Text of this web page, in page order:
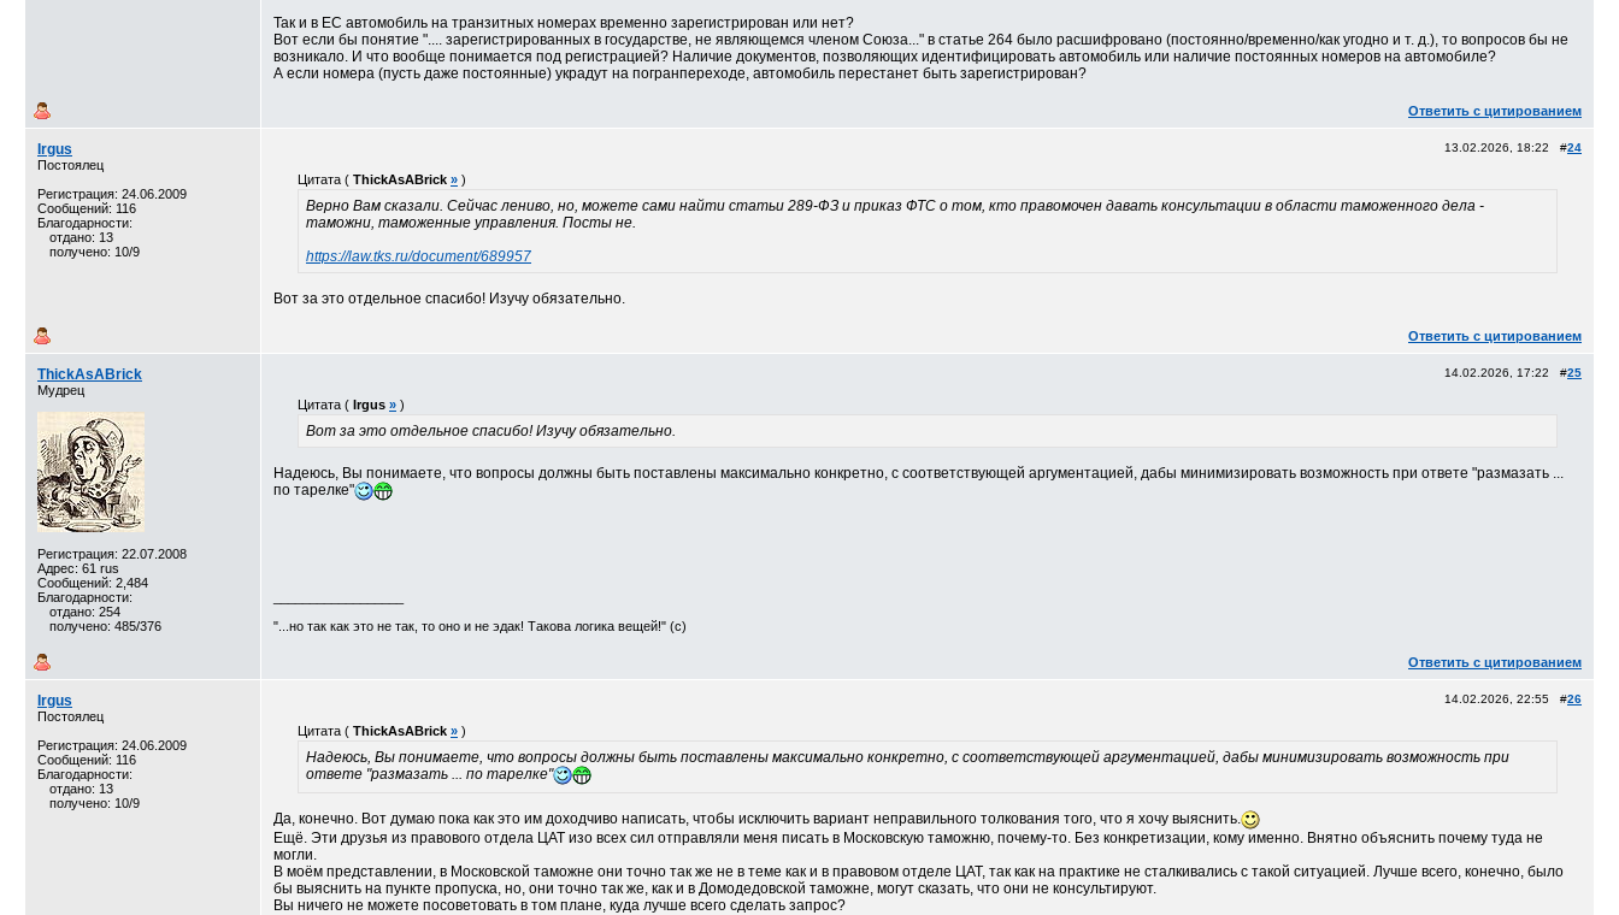
Так и в ЕС автомобиль на транзитных номерах временно зарегистрирован или нет?
Вот если бы понятие ".... зарегистрированных в государстве, не являющемся членом Союза..." в статье 264 было расшифровано (постоянно/временно/как угодно и т. д.), то вопросов бы не
возникало. И что вообще понимается под регистрацией? Наличие документов, позволяющих идентифицировать автомобиль или наличие постоянных номеров на автомобиле?
А если номера (пусть даже постоянные) украдут на погранпереходе, автомобиль перестанет быть зарегистрирован?
Ответить с цитированием
Irgus
Постоялец
Регистрация: 24.06.2009
Сообщений: 116
Благодарности:
отдано: 13
получено: 10/9
13.02.2026, 18:22 #24
Цитата ( ThickAsABrick » )
Верно Вам сказали. Сейчас лениво, но, можете сами найти статьи 289-ФЗ и приказ ФТС о том, кто правомочен давать консультации в области таможенного дела -
таможни, таможенные управления. Посты не.
https://law.tks.ru/document/689957
Вот за это отдельное спасибо! Изучу обязательно.
Ответить с цитированием
ThickAsABrick
Мудрец
Регистрация: 22.07.2008
Адрес: 61 rus
Сообщений: 2,484
Благодарности:
отдано: 254
получено: 485/376
14.02.2026, 17:22 #25
Цитата ( Irgus » )
Вот за это отдельное спасибо! Изучу обязательно.
Надеюсь, Вы понимаете, что вопросы должны быть поставлены максимально конкретно, с соответствующей аргументацией, дабы минимизировать возможность при ответе "размазать ...
по тарелке"
"...но так как это не так, то оно и не эдак! Такова логика вещей!" (с)
Ответить с цитированием
Irgus
Постоялец
Регистрация: 24.06.2009
Сообщений: 116
Благодарности:
отдано: 13
получено: 10/9
14.02.2026, 22:55 #26
Цитата ( ThickAsABrick » )
Надеюсь, Вы понимаете, что вопросы должны быть поставлены максимально конкретно, с соответствующей аргументацией, дабы минимизировать возможность при
ответе "размазать ... по тарелке"
Да, конечно. Вот думаю пока как это им доходчиво написать, чтобы исключить вариант неправильного толкования того, что я хочу выяснить.
Ещё. Эти друзья из правового отдела ЦАТ изо всех сил отправляли меня писать в Московскую таможню, почему-то. Без конкретизации, кому именно. Внятно объяснить почему туда не
могли.
В моём представлении, в Московской таможне они точно так же не в теме как и в правовом отделе ЦАТ, так как на практике не сталкивались с такой ситуацией. Лучше всего, конечно, было
бы выяснить на пункте пропуска, но, они точно так же, как и в Домодедовской таможне, могут сказать, что они не консультируют.
Вы ничего не можете посоветовать в том плане, куда лучше всего сделать запрос?